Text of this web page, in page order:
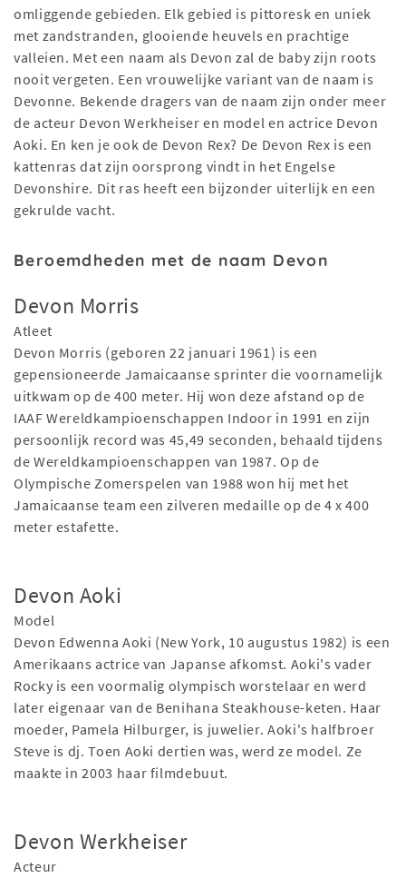
omliggende gebieden. Elk gebied is pittoresk en uniek
met zandstranden, glooiende heuvels en prachtige
valleien. Met een naam als Devon zal de baby zijn roots
nooit vergeten. Een vrouwelijke variant van de naam is
Devonne. Bekende dragers van de naam zijn onder meer
de acteur Devon Werkheiser en model en actrice Devon
Aoki. En ken je ook de Devon Rex? De Devon Rex is een
kattenras dat zijn oorsprong vindt in het Engelse
Devonshire. Dit ras heeft een bijzonder uiterlijk en een
gekrulde vacht.
Beroemdheden met de naam Devon
Devon Morris
Atleet
Devon Morris (geboren 22 januari 1961) is een
gepensioneerde Jamaicaanse sprinter die voornamelijk
uitkwam op de 400 meter. Hij won deze afstand op de
IAAF Wereldkampioenschappen Indoor in 1991 en zijn
persoonlijk record was 45,49 seconden, behaald tijdens
de Wereldkampioenschappen van 1987. Op de
Olympische Zomerspelen van 1988 won hij met het
Jamaicaanse team een ​​zilveren medaille op de 4 x 400
meter estafette.
Devon Aoki
Model
Devon Edwenna Aoki (New York, 10 augustus 1982) is een
Amerikaans actrice van Japanse afkomst. Aoki's vader
Rocky is een voormalig olympisch worstelaar en werd
later eigenaar van de Benihana Steakhouse-keten. Haar
moeder, Pamela Hilburger, is juwelier. Aoki's halfbroer
Steve is dj. Toen Aoki dertien was, werd ze model. Ze
maakte in 2003 haar filmdebuut.
Devon Werkheiser
Acteur